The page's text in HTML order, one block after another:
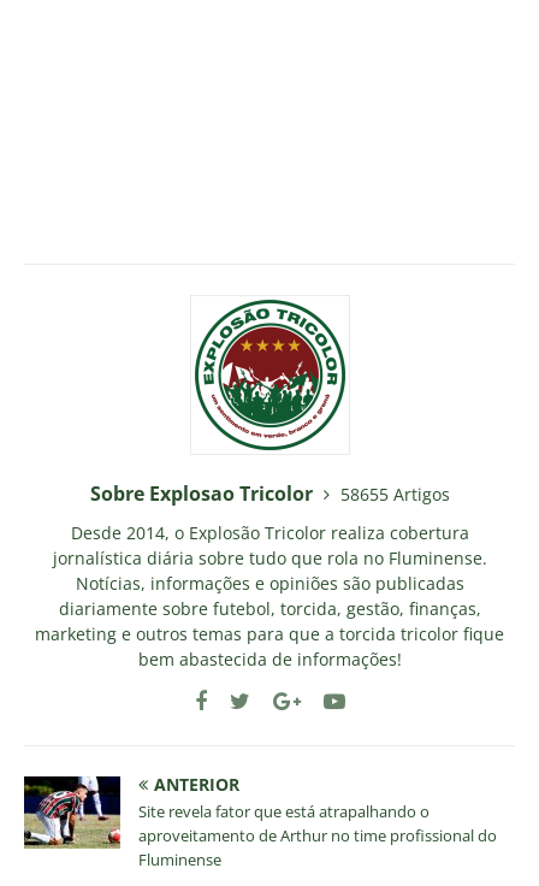
Sobre Explosao Tricolor
58655 Artigos
Desde 2014, o Explosão Tricolor realiza cobertura
jornalística diária sobre tudo que rola no Fluminense.
Notícias, informações e opiniões são publicadas
diariamente sobre futebol, torcida, gestão, finanças,
marketing e outros temas para que a torcida tricolor fique
bem abastecida de informações!
ANTERIOR
Site revela fator que está atrapalhando o
aproveitamento de Arthur no time profissional do
Fluminense